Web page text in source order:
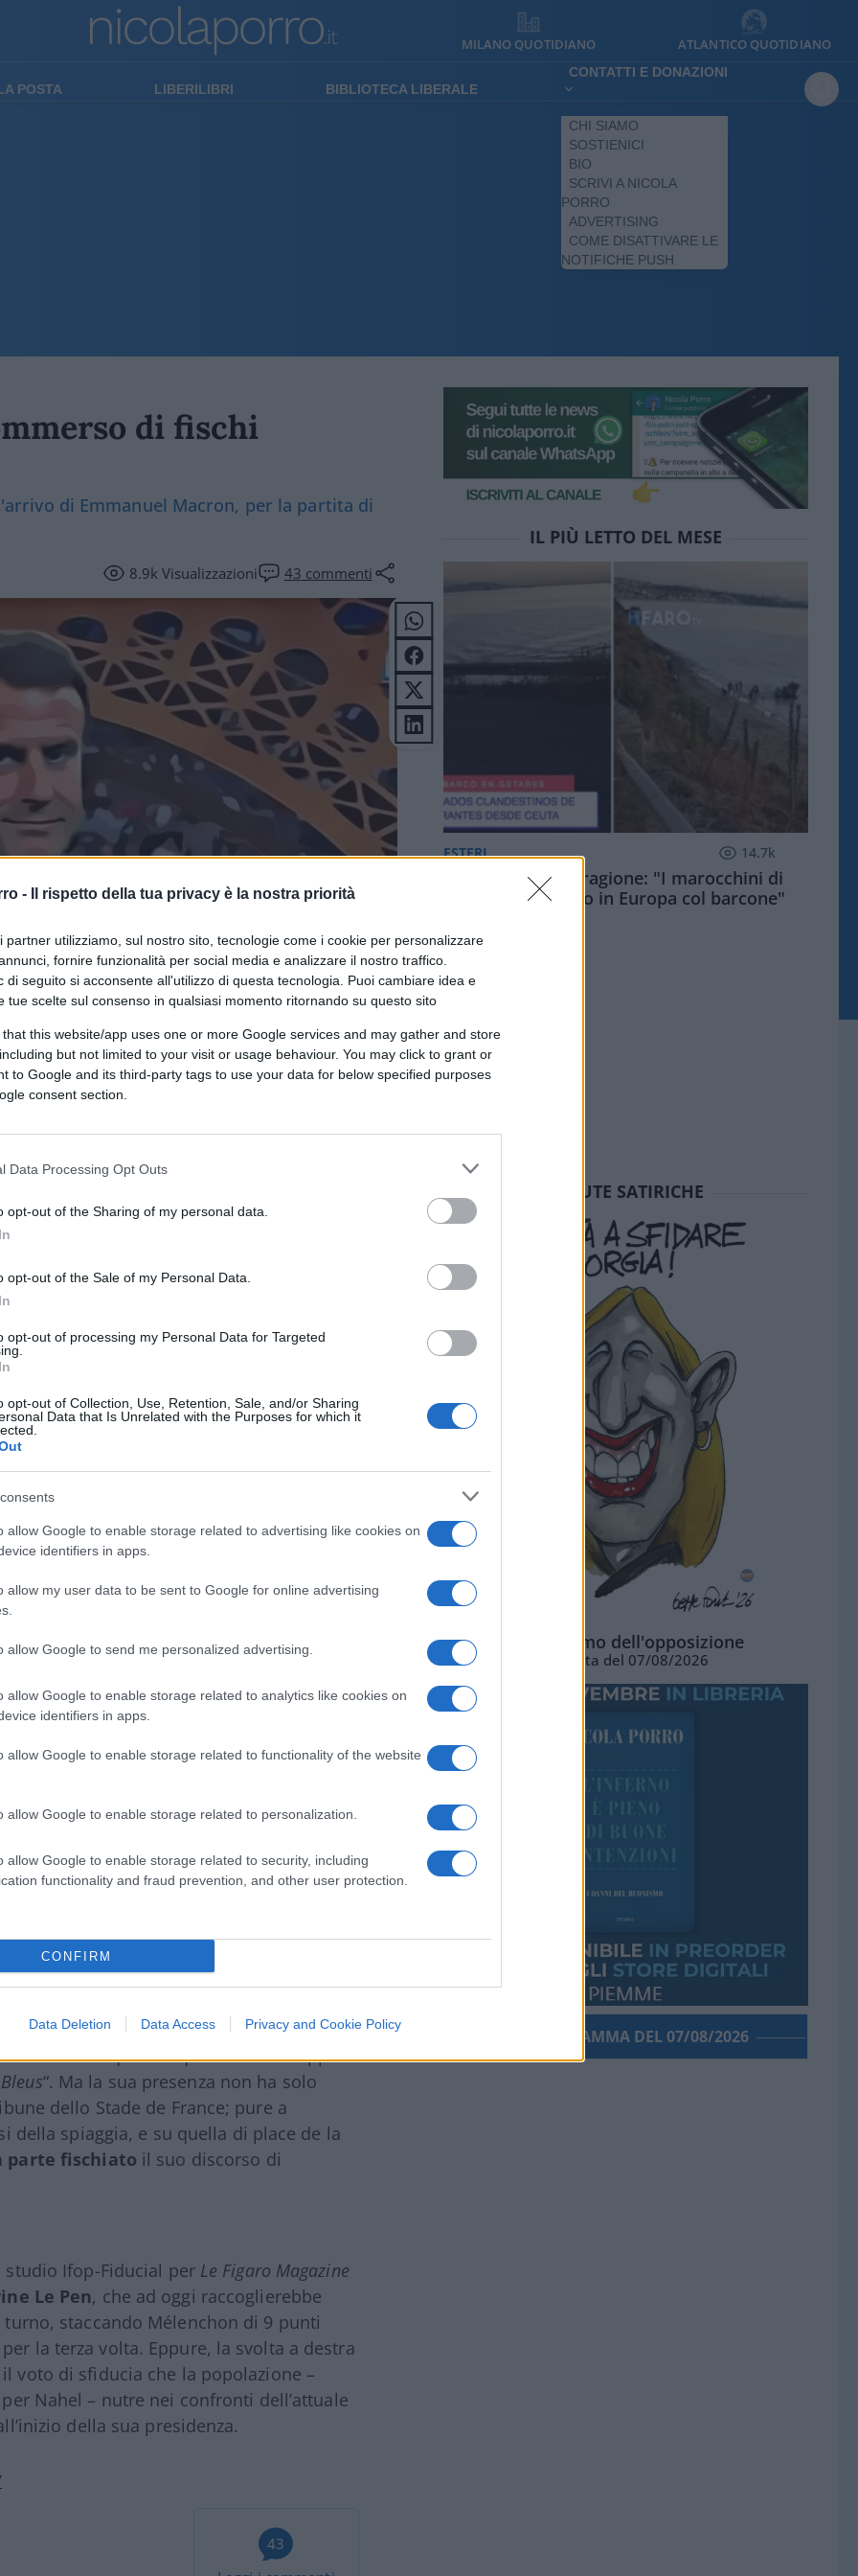
- Il rispetto della tua privacy è la nostra priorità
partner utilizziamo, sul nostro sito, tecnologie come i cookie per personalizzare
fornire funzionalità per social media e analizzare il nostro traffico.
di seguito si acconsente all'utilizzo di questa tecnologia. Puoi cambiare idea e
tue scelte sul consenso in qualsiasi momento ritornando su questo sito
that this website/app uses one or more Google services and may gather and store
but not limited to your visit or usage behaviour. You may click to grant or
to Google and its third-party tags to use your data for below specified purposes
consent section.
Data Processing Opt Outs
opt-out of the Sharing of my personal data.
opt-out of the Sale of my Personal Data.
opt-out of processing my Personal Data for Targeted
opt-out of Collection, Use, Retention, Sale, and/or Sharing
Data that Is Unrelated with the Purposes for which it
allow Google to enable storage related to advertising like cookies on
identifiers in apps.
allow my user data to be sent to Google for online advertising
allow Google to send me personalized advertising.
allow Google to enable storage related to analytics like cookies on
identifiers in apps.
allow Google to enable storage related to functionality of the website
allow Google to enable storage related to personalization.
allow Google to enable storage related to security, including
functionality and fraud prevention, and other user protection.
CONFIRM
Data Deletion Data Access Privacy and Cookie Policy
MILANO QUOTIDIANO ATLANTICO QUOTIDIANO
POSTA LIBERILIBRI BIBLIOTECA LIBERALE
CONTATTI E DONAZIONI
CHI SIAMO
SOSTIENICI
BIO
SCRIVI A NICOLA
PORRO
ADVERTISING
COME DISATTIVARE LE
NOTIFICHE PUSH
di fischi
di Emmanuel Macron, per la partita di
8.9kVisualizzazioni 43 commenti
ieri sera dal presidente francese,
di apertura dei mondiali di rugby tra
l’impresa parigina che ha trionfato 27-13
già prima del fischio di inizio, quando
il proprio intervento – è stato
Un episodio che ha obbligato il
a dover aspettare che i boati calassero,
di questo tipo a Macron. Solo
scontri di quest’estate nelle
è stato fischiato e
parata sugli Champs-Élysées, in
Bastiglia nel 1789, uno dei momenti
caso Ustica
a Macron
francese ha cercato di stemperare
– per tutti noi francesi, è un
tutte queste squadre della Coppa
Bleus“. Ma la sua presenza non ha solo
dello Stade de France; pure a
della spiaggia, e su quella di place de la
parte fischiato il suo discorso di
Ifop-Fiducial per Le Figaro Magazine
Le Pen, che ad oggi raccoglierebbe
staccando Mélenchon di 9 punti
la terza volta. Eppure, la svolta a destra
voto di sfiducia che la popolazione –
Nahel – nutre nei confronti dell’attuale
della sua presidenza.
43
IL PIÙ LETTO DEL MESE
ESTERI 14.7k
Meloni aveva ragione: "I marocchini di
Ceuta sbarcano in Europa col barcone"
SEDUTE SATIRICHE
L'ottimismo dell'opposizione
Vignetta del 07/08/2026
PORROGRAMMA DEL 07/08/2026